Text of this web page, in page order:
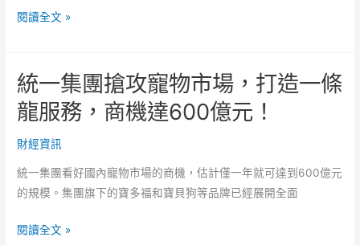
係
財
劃：
實
現
個
財
富
理
閱讀全文 »
統一集團搶攻寵物市場，打造一條
龍服務，商機達600億元！
財經資訊
統一集團看好國內寵物市場的商機，估計僅一年就可達到600億元
的規模。集團旗下的寶多福和寶貝狗等品牌已經展開全面
統
閱讀全文 »